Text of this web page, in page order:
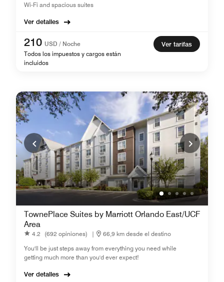
Wi-Fi and spacious suites
Ver detalles
210 USD / Noche
Todos los impuestos y cargos están
incluidos
Ver tarifas
TownePlace Suites by Marriott Orlando East/UCF
Area
4.2 (692 opiniones) |
66,9 km desde el destino
You'll be just steps away from everything you need while
getting much more than you'd ever expect!
Ver detalles